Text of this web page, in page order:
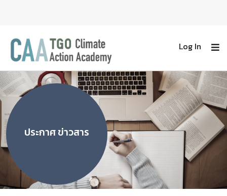
Log In
ประกาศ ข่าวสาร